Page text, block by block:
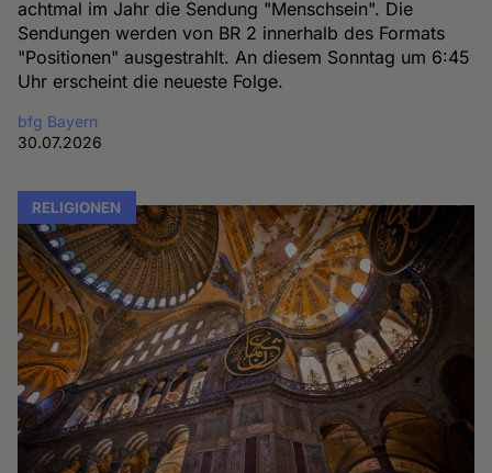
achtmal im Jahr die Sendung "Menschsein". Die
Sendungen werden von BR 2 innerhalb des Formats
"Positionen" ausgestrahlt. An diesem Sonntag um 6:45
Uhr erscheint die neueste Folge.
bfg Bayern
30.07.2026
RELIGIONEN